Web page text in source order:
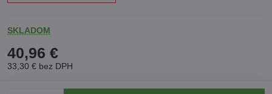
SKLADOM
40,96 €
33,30 € bez DPH